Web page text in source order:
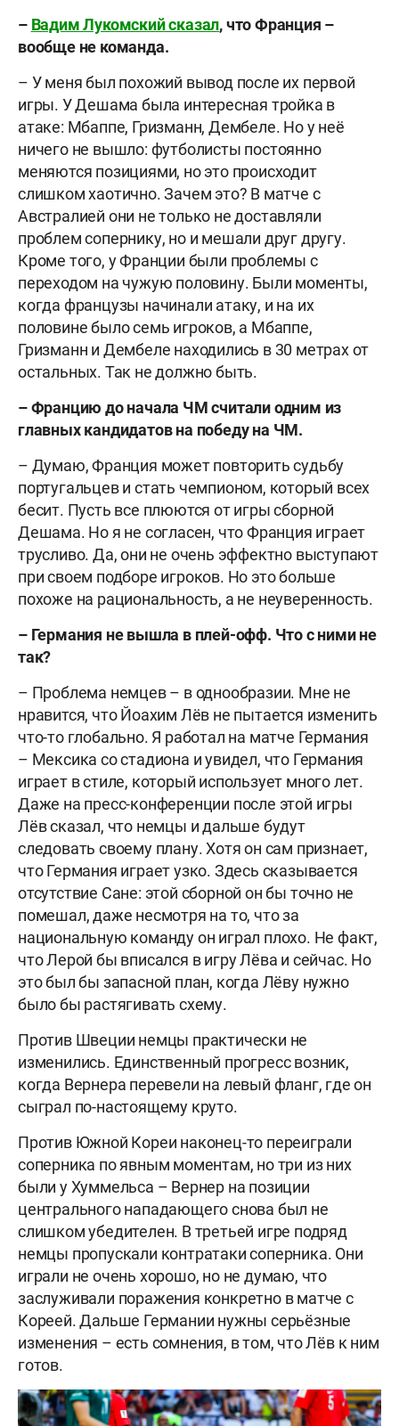
– Вадим Лукомский сказал, что Франция –
вообще не команда.
– У меня был похожий вывод после их первой
игры. У Дешама была интересная тройка в
атаке: Мбаппе, Гризманн, Дембеле. Но у неё
ничего не вышло: футболисты постоянно
меняются позициями, но это происходит
слишком хаотично. Зачем это? В матче с
Австралией они не только не доставляли
проблем сопернику, но и мешали друг другу.
Кроме того, у Франции были проблемы с
переходом на чужую половину. Были моменты,
когда французы начинали атаку, и на их
половине было семь игроков, а Мбаппе,
Гризманн и Дембеле находились в 30 метрах от
остальных. Так не должно быть.
– Францию до начала ЧМ считали одним из
главных кандидатов на победу на ЧМ.
– Думаю, Франция может повторить судьбу
португальцев и стать чемпионом, который всех
бесит. Пусть все плюются от игры сборной
Дешама. Но я не согласен, что Франция играет
трусливо. Да, они не очень эффектно выступают
при своем подборе игроков. Но это больше
похоже на рациональность, а не неуверенность.
– Германия не вышла в плей-офф. Что с ними не
так?
– Проблема немцев – в однообразии. Мне не
нравится, что Йоахим Лёв не пытается изменить
что-то глобально. Я работал на матче Германия
– Мексика со стадиона и увидел, что Германия
играет в стиле, который использует много лет.
Даже на пресс-конференции после этой игры
Лёв сказал, что немцы и дальше будут
следовать своему плану. Хотя он сам признает,
что Германия играет узко. Здесь сказывается
отсутствие Сане: этой сборной он бы точно не
помешал, даже несмотря на то, что за
национальную команду он играл плохо. Не факт,
что Лерой бы вписался в игру Лёва и сейчас. Но
это был бы запасной план, когда Лёву нужно
было бы растягивать схему.
Против Швеции немцы практически не
изменились. Единственный прогресс возник,
когда Вернера перевели на левый фланг, где он
сыграл по-настоящему круто.
Против Южной Кореи наконец-то переиграли
соперника по явным моментам, но три из них
были у Хуммельса – Вернер на позиции
центрального нападающего снова был не
слишком убедителен. В третьей игре подряд
немцы пропускали контратаки соперника. Они
играли не очень хорошо, но не думаю, что
заслуживали поражения конкретно в матче с
Кореей. Дальше Германии нужны серьёзные
изменения – есть сомнения, в том, что Лёв к ним
готов.